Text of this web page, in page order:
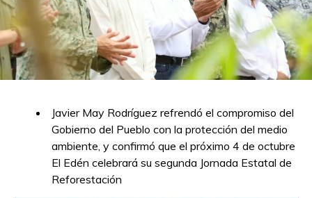
Javier May Rodríguez refrendó el compromiso del
Gobierno del Pueblo con la protección del medio
ambiente, y confirmó que el próximo 4 de octubre
El Edén celebrará su segunda Jornada Estatal de
Reforestación